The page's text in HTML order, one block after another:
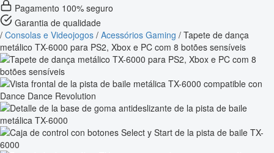
Pagamento 100% seguro
Garantia de qualidade
/ Consolas e Videojogos / Acessórios Gaming / Tapete de dança
metálico TX-6000 para PS2, Xbox e PC com 8 botões sensíveis